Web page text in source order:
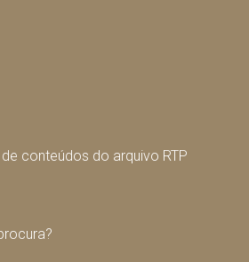
conteúdos do arquivo RTP